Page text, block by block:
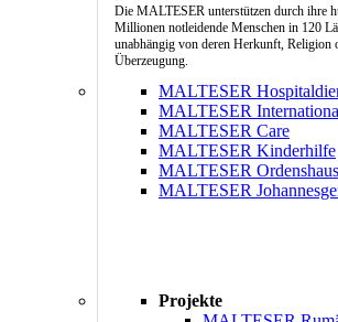
Die MALTESER unterstützen durch ihre
Millionen notleidende Menschen in 120
unabhängig von deren Herkunft, Religion
Überzeugung.
MALTESER
MALTESER
MALTESER Care
MALTESER Kinderhilfe
MALTESER Ordenshaus
MALTESER
Projekte